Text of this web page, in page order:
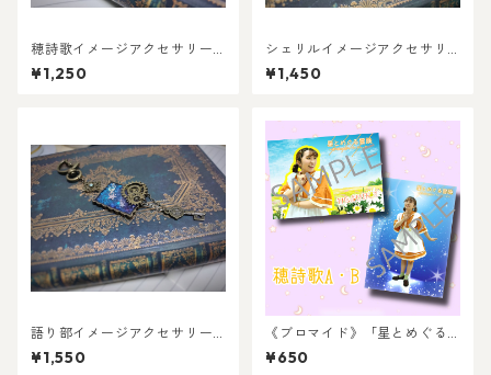
穂詩歌イメージアクセサリー
「心ときめく星のブレスレッ
ト」
¥1,250
シェリルイメージアクセサリ
ー「想いを秘めた王女のイヤ
リング」
¥1,450
語り部イメージアクセサリー
「物語を紡ぐキーホルダー」
¥1,550
《ブロマイド》「星とめぐる
冒険」〜memories 2023A
B〜 (全4種)
¥650